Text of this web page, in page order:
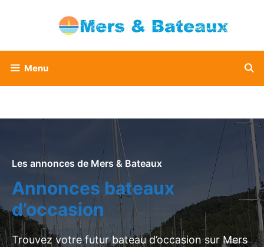
Menu
Les annonces de Mers & Bateaux
Annonces bateaux
d’occasion
Trouvez votre futur bateau d’occasion sur Mers